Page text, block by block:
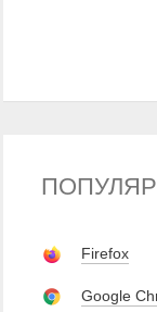
Firefox
Google